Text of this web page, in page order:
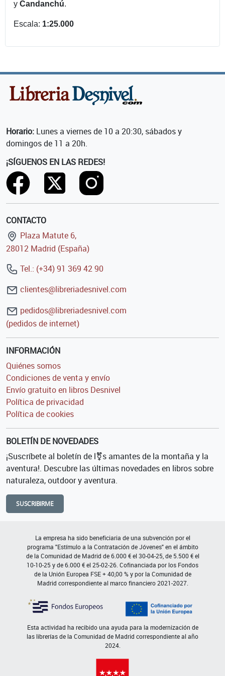
y Candanchú.
Escala: 1:25.000
Horario: Lunes a viernes de 10 a 20:30, sábados y
domingos de 11 a 20h.
¡SÍGUENOS EN LAS REDES!
CONTACTO
Plaza Matute 6,
28012 Madrid (España)
Tel.: (+34) 91 369 42 90
clientes@libreriadesnivel.com
pedidos@libreriadesnivel.com
(pedidos de internet)
INFORMACIÓN
Quiénes somos
Condiciones de venta y envío
Envío gratuito en libros Desnivel
Política de privacidad
Política de cookies
BOLETÍN DE NOVEDADES
¡Suscríbete al boletín de l⚧s amantes de la montaña y la
aventura!. Descubre las últimas novedades en libros sobre
naturaleza, outdoor y aventura.
SUSCRIBIRME
La empresa ha sido beneficiaria de una subvención por el
programa "Estímulo a la Contratación de Jóvenes" en el ámbito
de la Comunidad de Madrid de 6.000 € el 30-04-25, de 5.500 € el
10-10-25 y de 6.000 € el 25-02-26. Cofinanciada por los Fondos
de la Unión Europea FSE + 40,00 % y por la Comunidad de
Madrid correspondiente al marco financiero 2021-2027.
Esta actividad ha recibido una ayuda para la modernización de
las librerías de la Comunidad de Madrid correspondiente al año
2024.